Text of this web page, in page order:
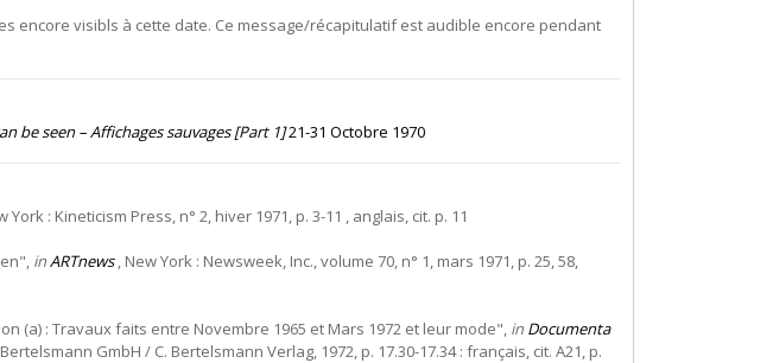
encore visibls à cette date. Ce message/récapitulatif est audible encore pendant
be seen – Affichages sauvages [Part 1]21-31 Octobre 1970
York : Kineticism Press, n° 2, hiver 1971, p. 3-11 , anglais, cit. p. 11
inARTnews, New York : Newsweek, Inc., volume 70, n° 1, mars 1971, p. 25, 58,
(a) : Travaux faits entre Novembre 1965 et Mars 1972 et leur mode", in Documenta
GmbH / C. Bertelsmann Verlag, 1972, p. 17.30-17.34 : français, cit. A21, p.